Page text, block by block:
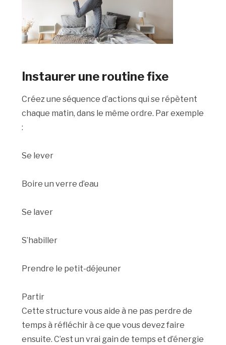
Instaurer une routine fixe
Créez une séquence d’actions qui se répètent
chaque matin, dans le même ordre. Par exemple
:
Se lever
Boire un verre d’eau
Se laver
S’habiller
Prendre le petit-déjeuner
Partir
Cette structure vous aide à ne pas perdre de
temps à réfléchir à ce que vous devez faire
ensuite. C’est un vrai gain de temps et d’énergie